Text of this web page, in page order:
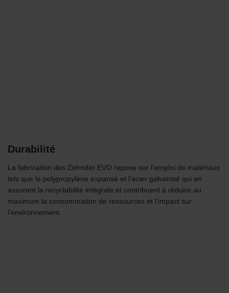
Durabilité
La fabrication des Zehnder EVO repose sur l’emploi de matériaux
tels que le polypropylène expansé et l’acier galvanisé qui en
assurent la recyclabilité intégrale et contribuent à réduire au
maximum la consommation de ressources et l’impact sur
l'environnement.